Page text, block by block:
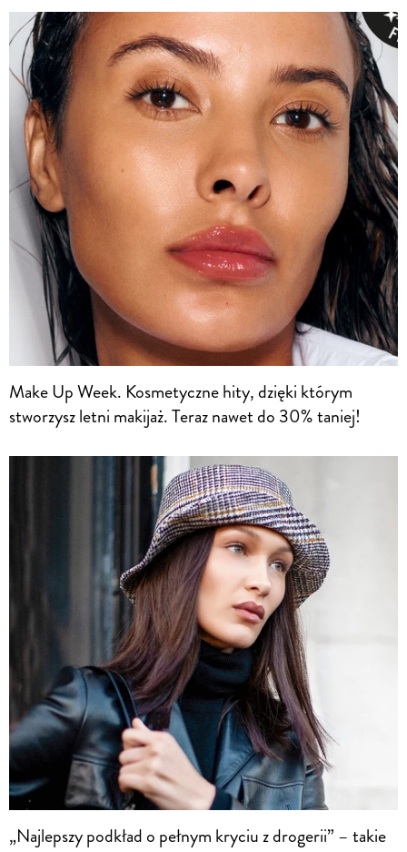
Make Up Week. Kosmetyczne hity, dzięki którym
stworzysz letni makijaż. Teraz nawet do 30% taniej!
„Najlepszy podkład o pełnym kryciu z drogerii” – takie